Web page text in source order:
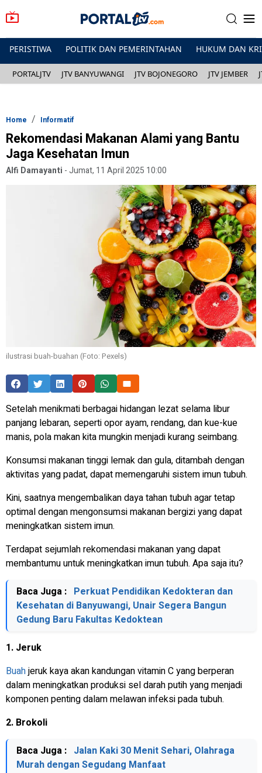
PERISTIWA POLITIK DAN PEMERINTAHAN HUKUM DAN
PORTALJTV JTV BANYUWANGI JTV BOJONEGORO JTV JEMBER
Home Informatif
Rekomendasi Makanan Alami yang Bantu
Jaga Kesehatan Imun
Alfi Damayanti -Jumat, 11 April 2025 10:00
ilustrasi buah-buahan (Foto: Pexels)
Setelah menikmati berbagai hidangan lezat selama libur
panjang lebaran, seperti opor ayam, rendang, dan kue-kue
manis, pola makan kita mungkin menjadi kurang seimbang.
Konsumsi makanan tinggi lemak dan gula, ditambah dengan
aktivitas yang padat, dapat memengaruhi sistem imun tubuh.
Kini, saatnya mengembalikan daya tahan tubuh agar tetap
optimal dengan mengonsumsi makanan bergizi yang dapat
meningkatkan sistem imun.​
Terdapat sejumlah rekomendasi makanan yang dapat
membantumu untuk meningkatkan imun tubuh. Apa saja itu?
Baca Juga : Perkuat Pendidikan Kedokteran dan
Kesehatan di Banyuwangi, Unair Segera Bangun
Gedung Baru Fakultas Kedoktean
1. Jeruk
Buahjeruk kaya akan kandungan vitamin C yang berperan
dalam meningkatkan produksi sel darah putih yang menjadi
komponen penting dalam melawan infeksi pada tubuh.
2. Brokoli
Baca Juga : Jalan Kaki 30 Menit Sehari, Olahraga
Murah dengan Segudang Manfaat